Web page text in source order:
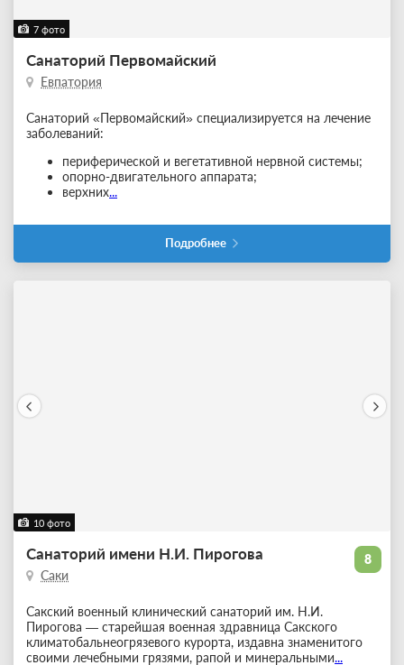
7 фото
Санаторий Первомайский
Евпатория
Санаторий «Первомайский» специализируется на лечение
заболеваний:
периферической и вегетативной нервной системы;
опорно-двигательного аппарата;
верхних...
Подробнее
10 фото
8
Санаторий имени Н.И. Пирогова
Саки
Сакский военный клинический санаторий им. Н.И.
Пирогова — старейшая военная здравница Сакского
климатобальнеогрязевого курорта, издавна знаменитого
своими лечебными грязями, рапой и минеральными...